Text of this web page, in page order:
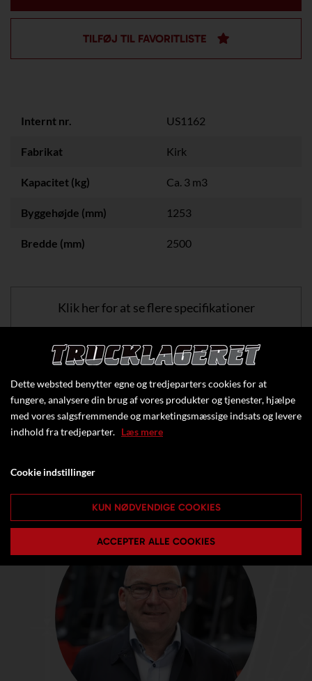
TILFØJ TIL FAVORITLISTE
Internt nr. US1162
Fabrikat Kirk
Kapacitet (kg) Ca. 3 m3
Byggehøjde (mm) 1253
Bredde (mm) 2500
Klik her for at se flere specifikationer
Dette websted benytter egne og tredjeparters cookies for at
fungere, analysere din brug af vores produkter og tjenester, hjælpe
med vores salgsfremmende og marketingsmæssige indsats og levere
indhold fra tredjeparter. Læs mere
Cookie indstillinger
KUN NØDVENDIGE COOKIES
ACCEPTER ALLE COOKIES